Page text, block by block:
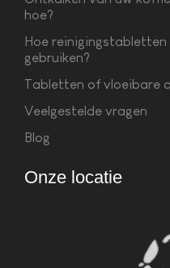
hoe?
Hoe
gebruiken?
Tabletten of vloeibare
Veelgestelde vragen
Blog
Onze locatie